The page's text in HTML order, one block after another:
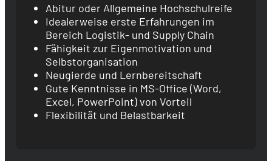
Abitur oder Allgemeine Hochschulreife
Idealerweise erste Erfahrungen im
Bereich Logistik- und Supply Chain
Fähigkeit zur Eigenmotivation und
Selbstorganisation
Neugierde und Lernbereitschaft
Gute Kenntnisse in MS-Office (Word,
Excel, PowerPoint) von Vorteil
Flexibilität und Belastbarkeit